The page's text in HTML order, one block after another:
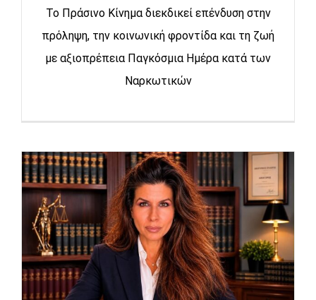
Το Πράσινο Κίνημα διεκδικεί επένδυση στην
πρόληψη, την κοινωνική φροντίδα και τη ζωή
με αξιοπρέπεια Παγκόσμια Ημέρα κατά των
Ναρκωτικών